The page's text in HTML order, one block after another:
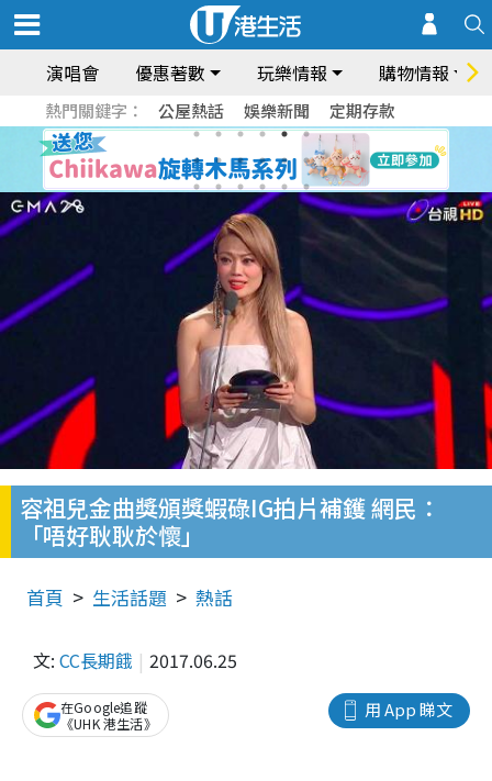
演唱會 優惠著數 玩樂情報 購物情報
熱門關鍵字： 公屋熱話 娛樂新聞 定期存款
容祖兒金曲獎頒獎蝦碌IG拍片補鑊 網民：
「唔好耿耿於懷」
首頁 生活話題 熱話
文: CC長期餓 2017.06.25
用 App 睇文
在Google追蹤
《UHK 港生活》